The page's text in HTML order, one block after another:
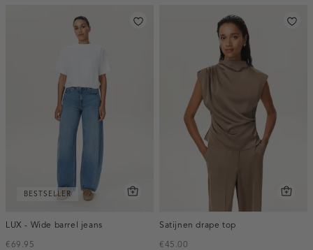
BESTSELLER
LUX - Wide barrel jeans
€69.95
Satijnen drape top
€45.00